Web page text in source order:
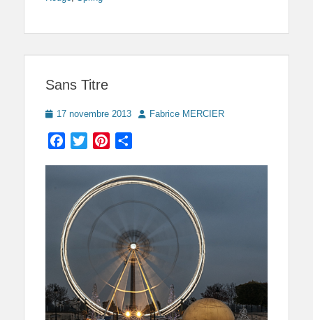
Sans Titre
Posted
17 novembre 2013 AuthorFabrice MERCIER
Facebook
TwitterPinterest